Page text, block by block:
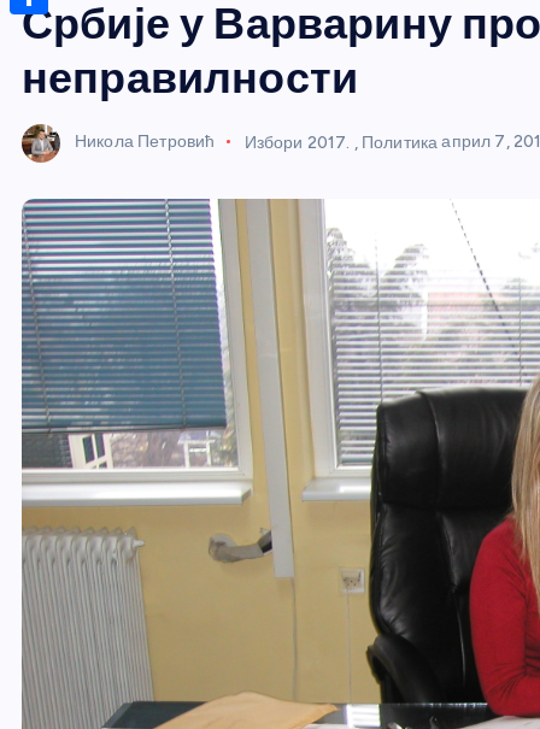
Србије у Варварину
неправилности
Никола Петровић Избори 2017. Политика април 7,
A
nm